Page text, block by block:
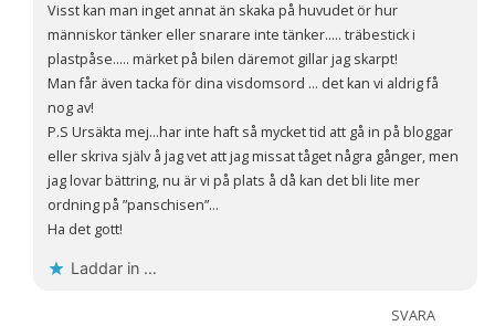
Visst kan man inget annat än skaka på huvudet ör hur
människor tänker eller snarare inte tänker….. träbestick i
plastpåse….. märket på bilen däremot gillar jag skarpt!
Man får även tacka för dina visdomsord … det kan vi aldrig få
nog av!
P.S Ursäkta mej…har inte haft så mycket tid att gå in på bloggar
eller skriva själv å jag vet att jag missat tåget några gånger, men
jag lovar bättring, nu är vi på plats å då kan det bli lite mer
ordning på ”panschisen”…
Ha det gott!
Laddar in …
SVARA